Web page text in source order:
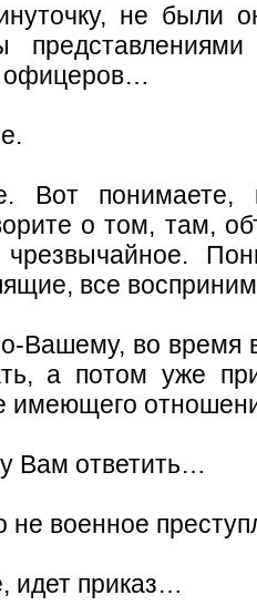
не были
офицеров…
Вот понимаете,
о том, там,
чрезвычайное.
все
Вашему, во время
а потом уже
имеющего
Вам ответить…
не военное
идет приказ…